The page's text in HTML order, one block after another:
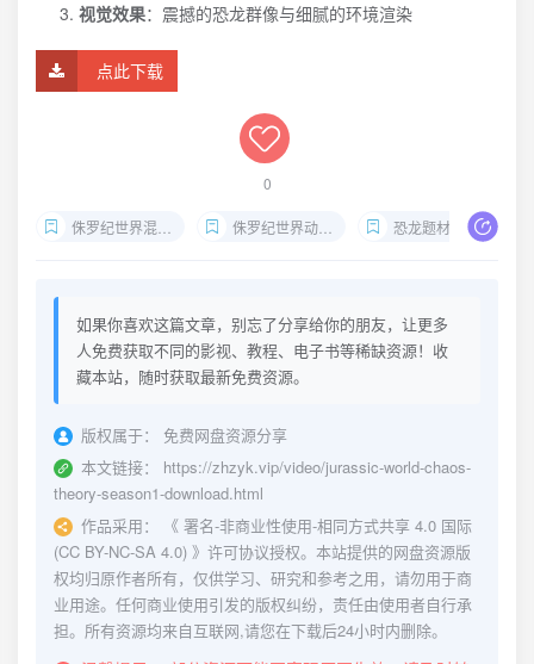
视觉效果：震撼的恐龙群像与细腻的环境渲染
点此下载
0
侏罗纪世界混沌理论第一季下载 侏罗纪世界动画2024 恐龙题材动画推荐
如果你喜欢这篇文章，别忘了分享给你的朋友，让更多
人免费获取不同的影视、教程、电子书等稀缺资源！收
藏本站，随时获取最新免费资源。
版权属于：
免费网盘资源分享
本文链接：
https://zhzyk.vip/video/jurassic-world-chaos-
theory-season1-download.html
作品采用：
《 署名-非商业性使用-相同方式共享 4.0 国际
(CC BY-NC-SA 4.0) 》许可协议授权。本站提供的网盘资源版
权均归原作者所有，仅供学习、研究和参考之用，请勿用于商
业用途。任何商业使用引发的版权纠纷，责任由使用者自行承
担。所有资源均来自互联网,请您在下载后24小时内删除。